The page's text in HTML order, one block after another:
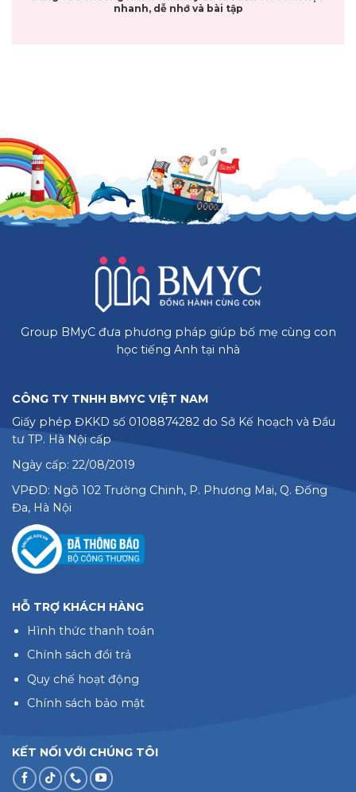
nhanh, dễ nhớ và bài tập
Group BMyC đưa phương pháp giúp bố mẹ cùng con
học tiếng Anh tại nhà
CÔNG TY TNHH BMYC VIỆT NAM
Giấy phép ĐKKD số 0108874282 do Sở Kế hoạch và Đầu
tư TP. Hà Nội cấp
Ngày cấp: 22/08/2019
VPĐD: Ngõ 102 Trường Chinh, P. Phương Mai, Q. Đống
Đa, Hà Nội
HỖ TRỢ KHÁCH HÀNG
Hình thức thanh toán
Chính sách đổi trả
Quy chế hoạt động
Chính sách bảo mật
KẾT NỐI VỚI CHÚNG TÔI